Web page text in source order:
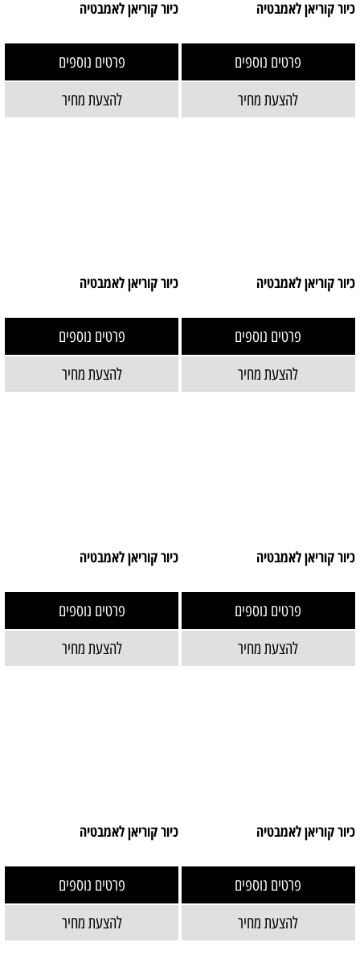
כיור קוריאן לאמבטיה
פרטים נוספים
להצעת מחיר
כיור קוריאן לאמבטיה
פרטים נוספים
להצעת מחיר
כיור קוריאן לאמבטיה
פרטים נוספים
להצעת מחיר
כיור קוריאן לאמבטיה
פרטים נוספים
להצעת מחיר
כיור קוריאן לאמבטיה
פרטים נוספים
להצעת מחיר
כיור קוריאן לאמבטיה
פרטים נוספים
להצעת מחיר
כיור קוריאן לאמבטיה
פרטים נוספים
להצעת מחיר
כיור קוריאן לאמבטיה
פרטים נוספים
להצעת מחיר